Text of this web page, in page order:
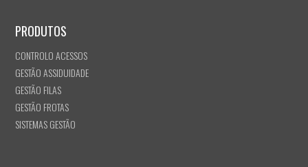
PRODUTOS
CONTROLO ACESSOS
GESTÃO ASSIDUIDADE
GESTÃO FILAS
GESTÃO FROTAS
SISTEMAS GESTÃO